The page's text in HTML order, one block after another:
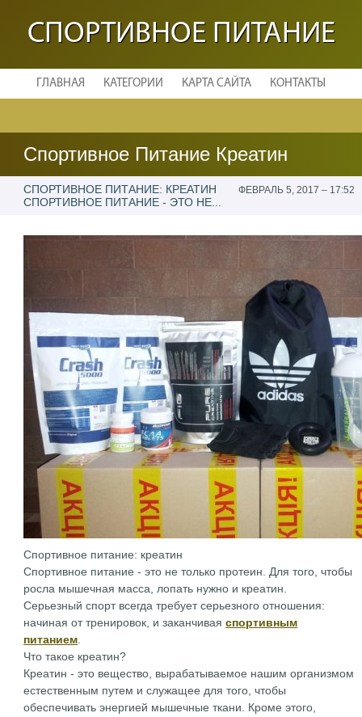
СПОРТИВНОЕ ПИТАНИЕ
ГЛАВНАЯ КАТЕГОРИИ КАРТА САЙТА КОНТАКТЫ
Спортивное Питание Креатин
СПОРТИВНОЕ ПИТАНИЕ: КРЕАТИН
СПОРТИВНОЕ ПИТАНИЕ - ЭТО НЕ...
ФЕВРАЛЬ 5, 2017 – 17:52
Спортивное питание: креатин
Спортивное питание - это не только протеин. Для того, чтобы
росла мышечная масса, лопать нужно и креатин.
Серьезный спорт всегда требует серьезного отношения:
начиная от тренировок, и заканчиваяспортивным
питанием
Что такое креатин?
Креатин - это вещество, вырабатываемое нашим организмом
естественным путем и служащее для того, чтобы
обеспечивать энергией мышечные ткани. Кроме этого,